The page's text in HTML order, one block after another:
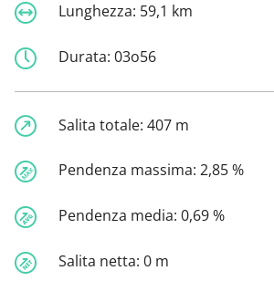
Lunghezza: 59,1 km
Durata: 03o56
Salita totale: 407 m
Pendenza massima: 2,85 %
Pendenza media: 0,69 %
Salita netta: 0 m